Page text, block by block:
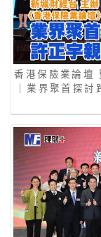
香港保險業論壇
｜業界聚首探